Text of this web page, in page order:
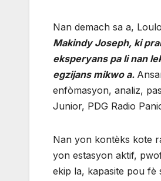
Nan demach sa a,
Makindy Joseph, ki
eksperyans pa li nan
egzijans mikwo a.
enfòmasyon, analiz,
Junior, PDG Radio
Nan yon kontèks kote
yon estasyon aktif,
ekip la, kapasite pou